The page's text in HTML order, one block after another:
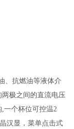
、抗燃油等液体介
极之间的直流电压
一个杯位可控温2
汉显，菜单点击式